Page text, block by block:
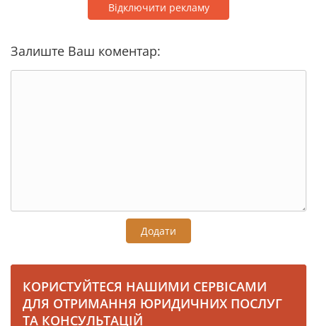
Відключити рекламу
Залиште Ваш коментар:
Додати
КОРИСТУЙТЕСЯ НАШИМИ СЕРВІСАМИ
ДЛЯ ОТРИМАННЯ ЮРИДИЧНИХ ПОСЛУГ
ТА КОНСУЛЬТАЦІЙ